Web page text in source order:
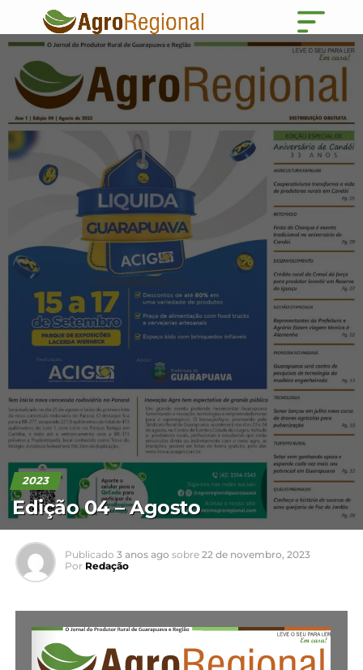
2023
Edição 04 – Agosto
Publicado 3 anos ago sobre 22 de novembro, 2023
Por Redação